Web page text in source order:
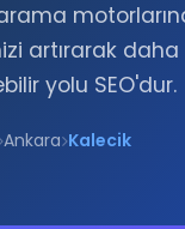
artırarak
yolu SEO'dur.
Ankara Kalecik